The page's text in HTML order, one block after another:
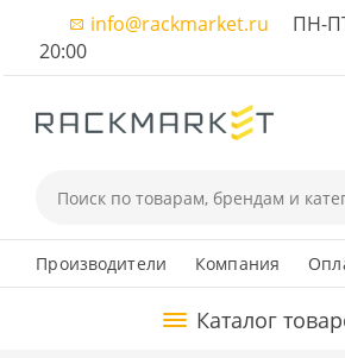
info@rackmarket.ru ПН-
20:00
Производители Компания
Каталог